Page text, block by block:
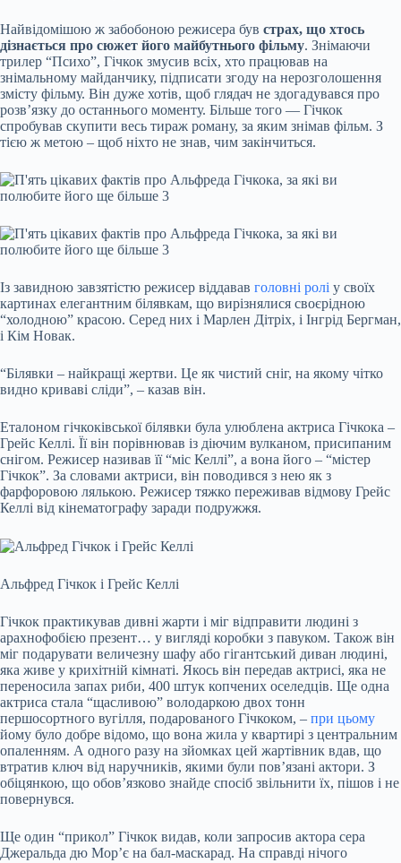
Найвідомішою ж забобоною режисера був страх, що хтось
дізнається про сюжет його майбутнього фільму. Знімаючи
трилер “Психо”, Гічкок змусив всіх, хто працював на
знімальному майданчику, підписати згоду на нерозголошення
змісту фільму. Він дуже хотів, щоб глядач не здогадувався про
розв’язку до останнього моменту. Більше того — Гічкок
спробував скупити весь тираж роману, за яким знімав фільм. З
тією ж метою – щоб ніхто не знав, чим закінчиться.
Із завидною завзятістю режисер віддавав головні ролі у своїх
картинах елегантним білявкам, що вирізнялися своєрідною
“холодною” красою. Серед них і Марлен Дітріх, і Інгрід Бергман,
і Кім Новак.
“Білявки – найкращі жертви. Це як чистий сніг, на якому чітко
видно криваві сліди”, – казав він.
Еталоном гічкоківської білявки була улюблена актриса Гічкока –
Грейс Келлі. Її він порівнював із діючим вулканом, присипаним
снігом. Режисер називав її “міс Келлі”, а вона його – “містер
Гічкок”. За словами актриси, він поводився з нею як з
фарфоровою лялькою. Режисер тяжко переживав відмову Грейс
Келлі від кінематографу заради подружжя.
Альфред Гічкок і Грейс Келлі
Гічкок практикував дивні жарти і міг відправити людині з
арахнофобією презент… у вигляді коробки з павуком. Також він
міг подарувати величезну шафу або гігантський диван людині,
яка живе у крихітній кімнаті. Якось він передав актрисі, яка не
переносила запах риби, 400 штук копчених оселедців. Ще одна
актриса стала “щасливою” володаркою двох тонн
першосортного вугілля, подарованого Гічкоком, – при цьому
йому було добре відомо, що вона жила у квартирі з центральним
опаленням. А одного разу на зйомках цей жартівник вдав, що
втратив ключ від наручників, якими були пов’язані актори. З
обіцянкою, що обов’язково знайде спосіб звільнити їх, пішов і не
повернувся.
Ще один “прикол” Гічкок видав, коли запросив актора сера
Джеральда дю Мор’є на бал-маскарад. На справді нічого